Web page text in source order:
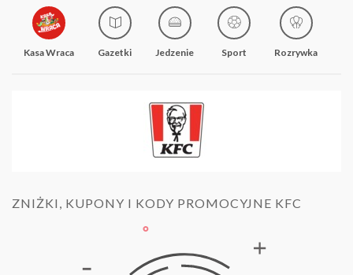
Kasa Wraca Gazetki Jedzenie Sport Rozrywka
ZNIŻKI, KUPONY I KODY PROMOCYJNE KFC